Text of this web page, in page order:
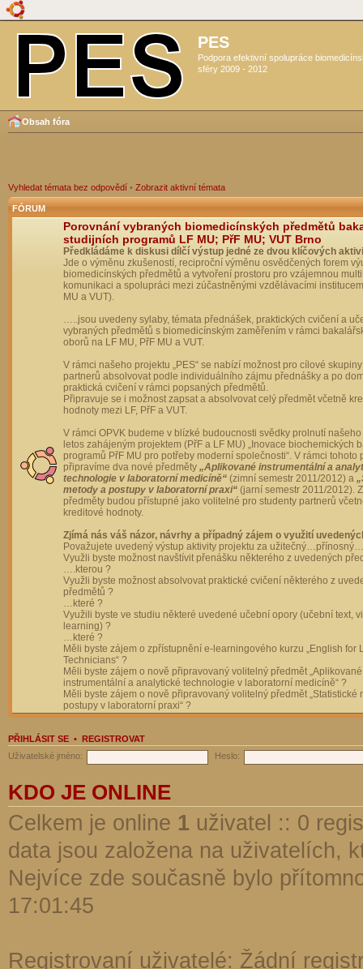
PES
Podpora efektivní spolupráce
sféry 2009 - 2012
Obsah fóra
Vyhledat témata bez odpovědí • Zobrazit aktivní témata
FÓRUM
Porovnání vybraných biomedicínských předmětů
studijních programů LF MU; PřF MU; VUT Brno
Předkládáme k diskusi dílčí výstup jedné ze dvou klíčových
Jde o výměnu zkušeností, reciproční výměnu osvědčených forem
biomedicínských předmětů a vytvoření prostoru pro vzájemnou
komunikaci a spolupráci mezi zúčastněnými vzdělávacími
MU a VUT).
…..jsou uvedeny sylaby, témata přednášek, praktických cvičení a
vybraných předmětů s biomedicínským zaměřením v rámci
oborů na LF MU, PřF MU a VUT.
V rámci našeho projektu „PES“ se nabízí možnost pro cílové
partnerů absolvovat podle individuálního zájmu přednášky a po
praktická cvičení v rámci popsaných předmětů.
Připravuje se i možnost zapsat a absolvovat celý předmět včetně
hodnoty mezi LF, PřF a VUT.
V rámci OPVK budeme v blízké budoucnosti svědky prolnutí
letos zahájeným projektem (PřF a LF MU) „Inovace biochemických
programů PřF MU pro potřeby moderní společnosti“. V rámci tohoto
připravíme dva nové předměty „Aplikované instrumentální a
technologie v laboratorní medicíně“ (zimní semestr 2011/2012) a
metody a postupy v laboratorní praxi“ (jarní semestr 2011/2012).
předměty budou přístupné jako volitelné pro studenty partnerů
kreditové hodnoty.
Zjímá nás váš názor, návrhy a případný zájem o využití
Považujete uvedený výstup aktivity projektu za
Využli byste možnost navštívit přenášku některého z uvedených
….kterou ?
Využli byste možnost absolvovat praktické cvičení některého z
předmětů ?
…které ?
Využili byste ve studiu některé uvedené učební opory (učební text,
learning) ?
…které ?
Měli byste zájem o zpřístupnění e-learningového kurzu „English for
Technicians“ ?
Měli byste zájem o nově připravovaný volitelný předmět „Aplikované
instrumentální a analytické technologie v laboratorní medicíně“ ?
Měli byste zájem o nově připravovaný volitelný předmět „Statistické
postupy v laboratorní praxi“ ?
PŘIHLÁSIT SE • REGISTROVAT
Uživatelské jméno:
Heslo:
KDO JE ONLINE
Celkem je online 1 uživatel :: 0
data jsou založena na uživatelích,
Nejvíce zde současně bylo
17:01:45
Registrovaní uživatelé: Žádní